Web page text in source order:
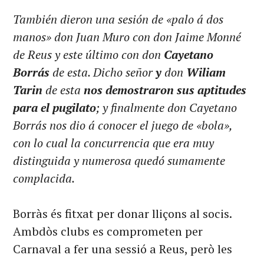
También dieron una sesión de «palo á dos
manos» don Juan Muro con don Jaime Monné
de Reus y este último con don Cayetano
Borrás de esta. Dicho señory don Wiliam
Tarin de esta nos demostraron sus aptitudes
para el pugilato; y finalmente don Cayetano
Borrás nos dio á conocer el juego de «bola»,
con lo cual la concurrencia que era muy
distinguida y numerosa quedó sumamente
complacida.
Borràs és fitxat per donar lliçons al socis.
Ambdòs clubs es comprometen per
Carnaval a fer una sessió a Reus, però les